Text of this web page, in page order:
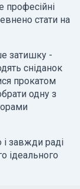
стати на
затишку -
сніданок
прокатом
одну з
завжди раді
ідеального